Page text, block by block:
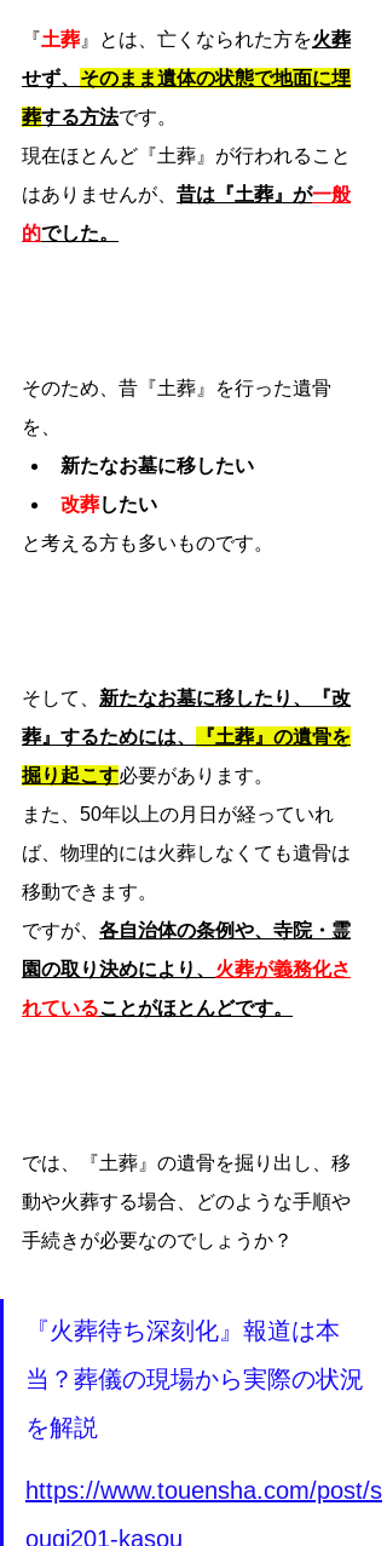
『土葬 』とは、亡くなられた方を火葬
せず、 そのまま遺体の状態で地面に埋
葬する方法です。
現在ほとんど『土葬』が行われること
はありませんが、 昔は『土葬』が一般
的でした。
そのため、昔『土葬』を行った遺骨
を、
新たなお墓に移したい
改葬したい
と考える方も多いものです。
そして、 新たなお墓に移したり、『改
葬』するためには、
『土葬』の遺骨を
掘り起こす必要があります。
また、50年以上の月日が経っていれ
ば、物理的には火葬しなくても遺骨は
移動できます。
ですが、 各自治体の条例や、寺院・霊
園の取り決めにより、 火葬が義務化さ
れていることがほとんどです。
では、『土葬』の遺骨を掘り出し、移
動や火葬する場合、どのような手順や
手続きが必要なのでしょうか？
『火葬待ち深刻化』報道は本
当？葬儀の現場から実際の状況
を解説
https://www.touensha.com/post/s
ougi201-kasou